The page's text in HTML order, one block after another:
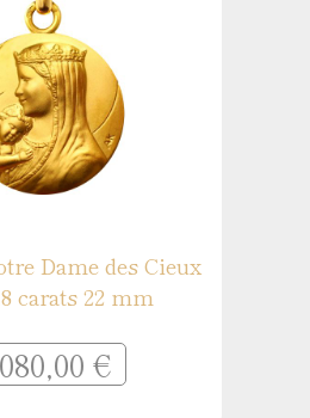
Dame des Cieux
carats 22 mm
€